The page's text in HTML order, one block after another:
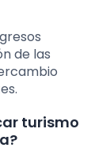
de las
turismo